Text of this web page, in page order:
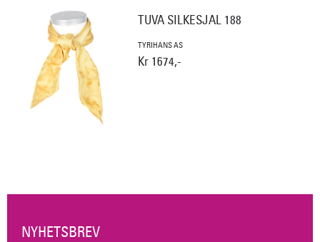
TUVA SILKESJAL 188
TYRIHANS AS
Kr 1674,-
NYHETSBREV